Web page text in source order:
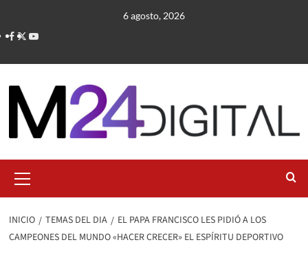
contenido
6 agosto, 2026
primario
INICIO TEMAS DEL DIA
EL PAPA FRANCISCO LES PIDIÓ A LOS
CAMPEONES DEL MUNDO «HACER CRECER» EL ESPÍRITU DEPORTIVO